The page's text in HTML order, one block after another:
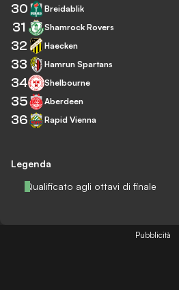
Legenda
Qualificato agli ottavi di finale
30 Breidablik
31 Shamrock Rovers
32 Haecken
33 Hamrun Spartans
34 Shelbourne
35 Aberdeen
36 Rapid Vienna
Pubblicità